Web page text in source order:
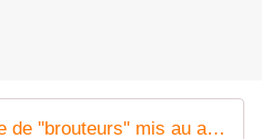
Côte d'Ivoire : Un groupe de ''brouteurs'' mis au arrêts